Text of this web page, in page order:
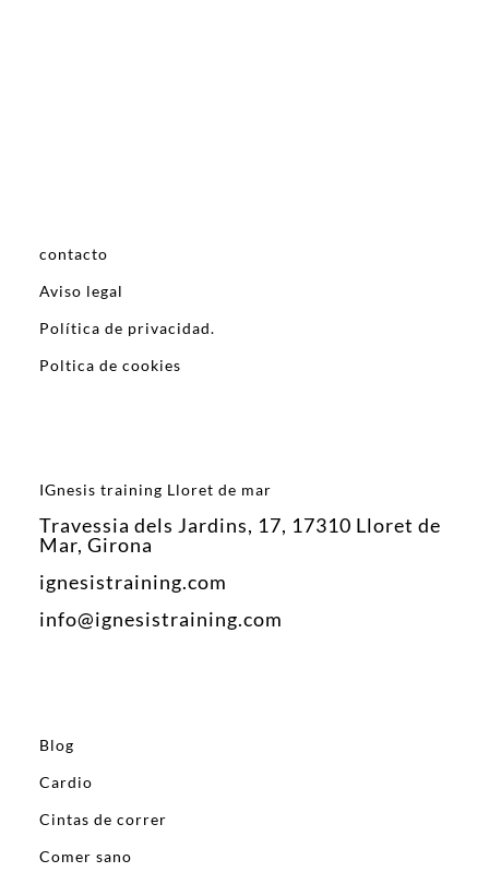
contacto
Aviso legal
Política de privacidad.
Poltica de cookies
IGnesis training Lloret de mar
Travessia dels Jardins, 17, 17310 Lloret de
Mar, Girona
ignesistraining.com
info@ignesistraining.com
Blog
Cardio
Cintas de correr
Comer sano